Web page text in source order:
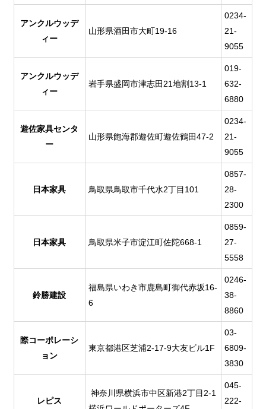
アンクルウッデ
ィー
山形県酒田市大町19-16
0234-
21-
9055
アンクルウッデ
ィー
岩手県盛岡市津志田21地割13-1
019-
632-
6880
遊佐家具センタ
ー
山形県飽海郡遊佐町遊佐鶴田47-2
0234-
21-
9055
日本家具 鳥取県鳥取市千代水2丁目101
0857-
28-
2300
日本家具 鳥取県米子市淀江町佐陀668-1
0859-
27-
5558
鈴勝建設
福島県いわき市鹿島町御代赤坂16-
6
0246-
38-
8860
際コーポレーシ
ョン
東京都港区芝浦2-17-9大友ビル1F
03-
6809-
3830
レピス
神奈川県横浜市中区新港2丁目2-1
045-
222-